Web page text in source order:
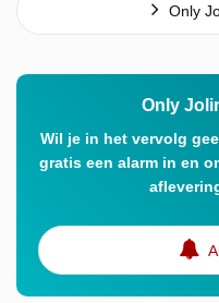
Only
Only
Wil je in het vervolg
gratis een alarm in en